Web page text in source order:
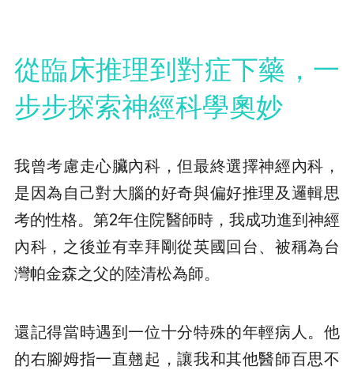
從臨床推理到對症下藥，一
步步探索神經科學奧妙
我曾考慮走心臟內科，但最終選擇神經內科，
是因為自己對大腦的好奇與偏好推理及邏輯思
考的性格。第2年住院醫師時，我成功進到神經
內科，之後並有幸拜剛從英國回台、被稱為台
灣帕金森之父的陸清松為師。
還記得當時遇到一位十分特殊的年輕病人。他
的右腳姆指一直翹起，讓我和其他醫師百思不